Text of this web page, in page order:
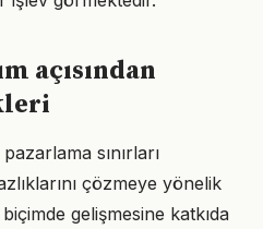
açısından
sınırları
çözmeye yönelik
gelişmesine katkıda